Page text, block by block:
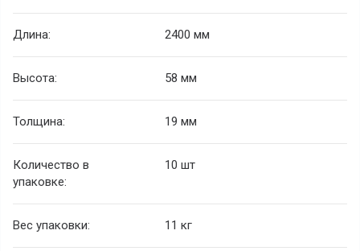
Длина: 2400 мм
Высота: 58 мм
Толщина: 19 мм
Количество в
упаковке:
10 шт
Вес упаковки: 11 кг